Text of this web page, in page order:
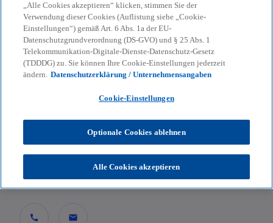
Lisa Teresa Ertl
Partnerin, Financial Services
KPMG AG Wirtschaftsprüfungsgesellschaft
call mail
„Alle Cookies akzeptieren“ klicken, stimmen Sie der
Verwendung dieser Cookies (Auflistung siehe „Cookie-
Einstellungen“) gemäß Art. 6 Abs. 1a der EU-
Datenschutzgrundverordnung (DS-GVO) und § 25 Abs. 1
Telekommunikation-Digitale-Dienste-Datenschutz-Gesetz
(TDDDG) zu. Sie können Ihre Cookie-Einstellungen jederzeit
ändern. Datenschutzerklärung / Unternehmensangaben
Cookie-Einstellungen
Optionale Cookies ablehnen
Alle Cookies akzeptieren